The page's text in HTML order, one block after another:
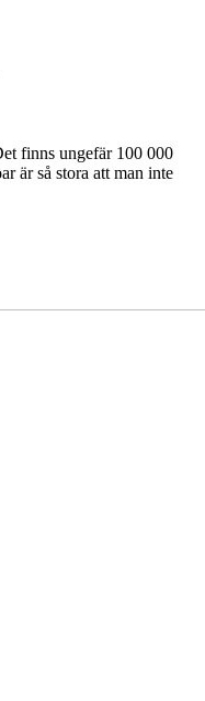
finns ungefär 100 000
är så stora att man inte